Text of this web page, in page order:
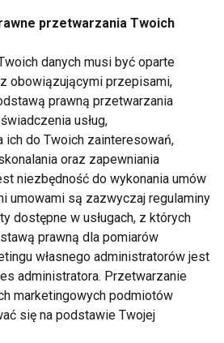
Suplementacja dla
osób aktywnych
fizycznie
przetwarzania Twoich
danych musi być oparte
obowiązującymi przepisami,
prawną przetwarzania
usług,
ich do Twoich zainteresowań,
oraz zapewniania
niezbędność do wykonania umów
umowami są zazwyczaj regulaminy
dostępne w usługach, z których
prawną dla pomiarów
własnego administratorów jest
administratora. Przetwarzanie
marketingowych podmiotów
się na podstawie Twojej